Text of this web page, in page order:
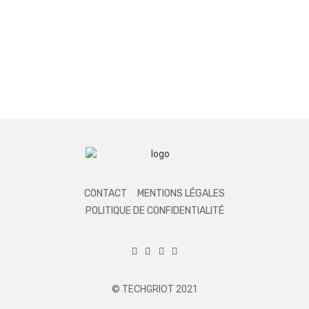
CONTACT
MENTIONS LÉGALES
POLITIQUE DE CONFIDENTIALITÉ
© TECHGRIOT 2021